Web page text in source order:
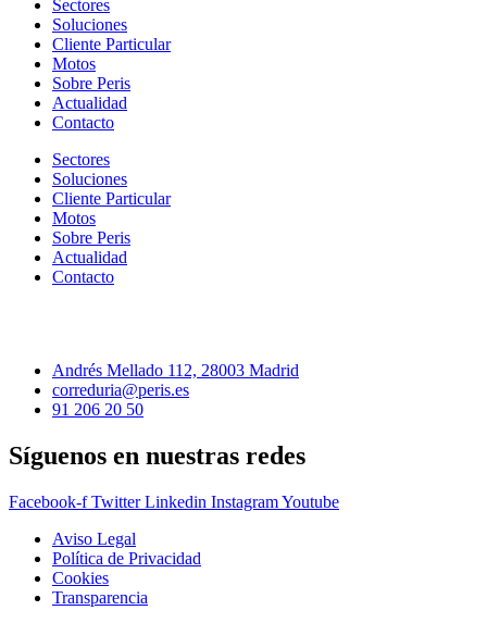
Sectores
Soluciones
Cliente Particular
Motos
Sobre Peris
Actualidad
Contacto
Sectores
Soluciones
Cliente Particular
Motos
Sobre Peris
Actualidad
Contacto
Andrés Mellado 112, 28003 Madrid
correduria@peris.es
91 206 20 50
Síguenos en nuestras redes
Facebook-f Twitter Linkedin InstagramYoutube
Aviso Legal
Política de Privacidad
Cookies
Transparencia